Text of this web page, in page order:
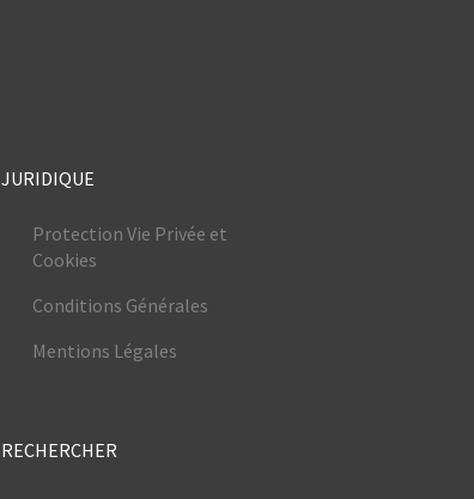
JURIDIQUE
Protection Vie Privée et
Cookies
Conditions Générales
Mentions Légales
RECHERCHER